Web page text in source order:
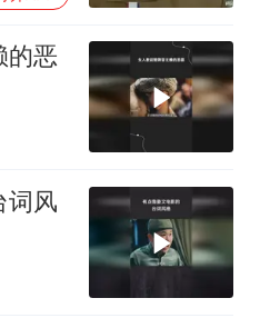
的恶
词风